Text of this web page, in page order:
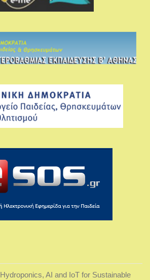
AI and IoT for Sustainable